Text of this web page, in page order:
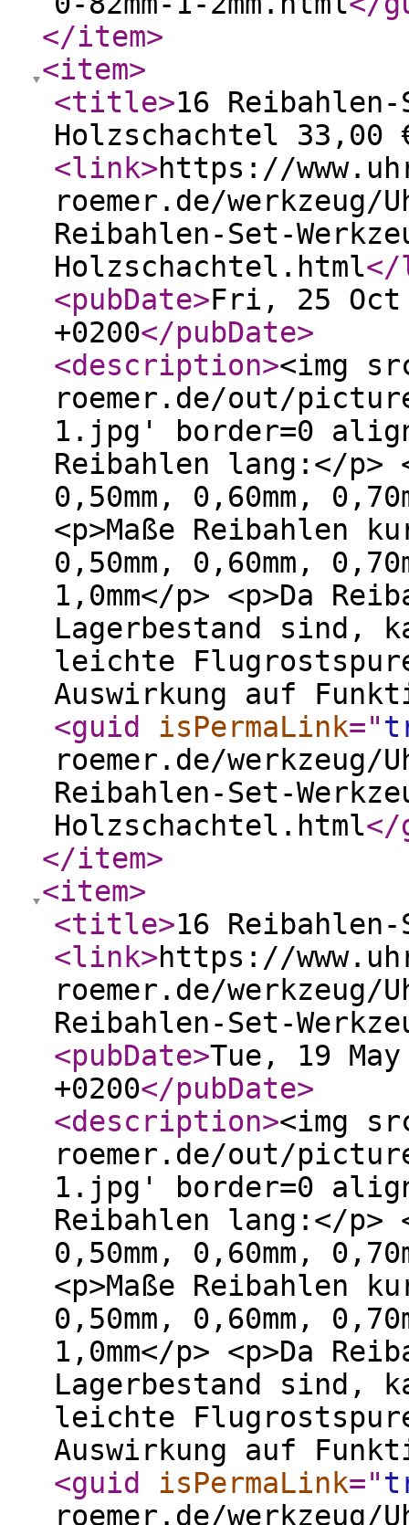
</item>
<item>
<title>16
Holzschachtel 33,00
<link>https://
roemer.de/werkzeug/
Reibahlen-Set-
Holzschachtel.html
<pubDate>Fri, 25 Oct
+0200</pubDate>
<description><img
roemer.de/out/
1.jpg' border=0
Reibahlen lang:</p>
0,50mm, 0,60mm,
<p>Maße Reibahlen
0,50mm, 0,60mm,
1,0mm</p> <p>Da
Lagerbestand sind,
leichte
Auswirkung auf
<guid
isPermaLink="
roemer.de/werkzeug/
Reibahlen-Set-
Holzschachtel.html</
</item>
<item>
<title>16
<link>https://
roemer.de/werkzeug/
Reibahlen-Set-
<pubDate>Tue, 19
+0200</pubDate>
<description><img
roemer.de/out/
1.jpg' border=0
Reibahlen lang:</p>
0,50mm, 0,60mm,
<p>Maße Reibahlen
0,50mm, 0,60mm,
1,0mm</p> <p>Da
Lagerbestand sind,
leichte
Auswirkung auf
<guid
isPermaLink="
roemer.de/werkzeug/